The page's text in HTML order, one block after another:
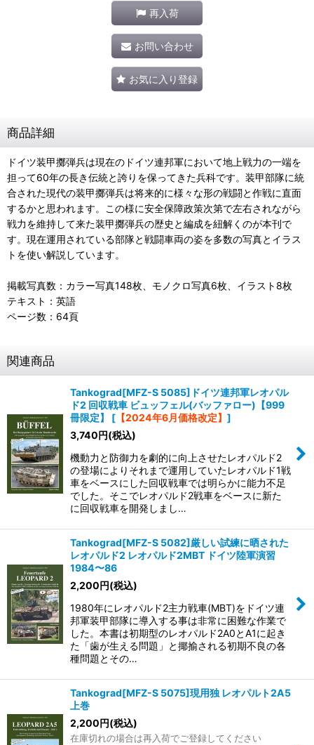
再入荷
お問い合わせ
お気に入り登録
商品詳細
ドイツ装甲擲弾兵は現在のドイツ連邦軍において地上戦力の一端を
担って60年の長き伝統と誇りを保ってきた兵科です。装甲部隊に統
合された現代の装甲擲弾兵は将来的に様々な形の戦闘と作戦に直面
するかと思われます。この様に安全保障政策次第で左右されながら
戦力を維持して来た装甲擲弾兵の歴史と編成を紐解くのが本刊で
す。現在運用されている部隊と戦闘車両の姿を多数の写真とイラス
トを使い解説しています。
掲載写真数：カラー写真148枚、モノクロ写真6枚、イラスト8枚
テキスト：英語
ページ数：64頁
関連商品
Tankograd[MFZ-S 5085]ドイツ連邦軍レオパル
ド2 回収戦車 ビュッフェル(バッファロー)【999
冊限定】
[ 【2024年6月価格改定】 ]
3,740円(税込)
機動力と防御力を劇的に向上させたレオパルド2
の登場によりそれまで運用していたレオパルド1戦
車をベースにした回収戦車では明らかに能力不足
でした。そこでレオパルド2戦車をベースに新た
に回収戦車を開発しまし…
Tankograd[MFZ-S 5082]厳しい試練に晒された
レオパルド2 レオパルド2MBT ドイツ陸軍演習
1984〜86
2,200円(税込)
1980年にレオパルド2主力戦車(MBT)をドイツ連
邦軍装甲部隊に導入する事は非常に困難な作業で
した。本書は初期型のレオパルド2A0とA1に起き
た「歯が生える問題」と揶揄される初期不良の各
種問題とその…
Tankograd[MFZ-S 5075]現用独 レオパルト2A5
上巻
2,200円(税込)
在庫切れの場合は再入荷でご登録してください